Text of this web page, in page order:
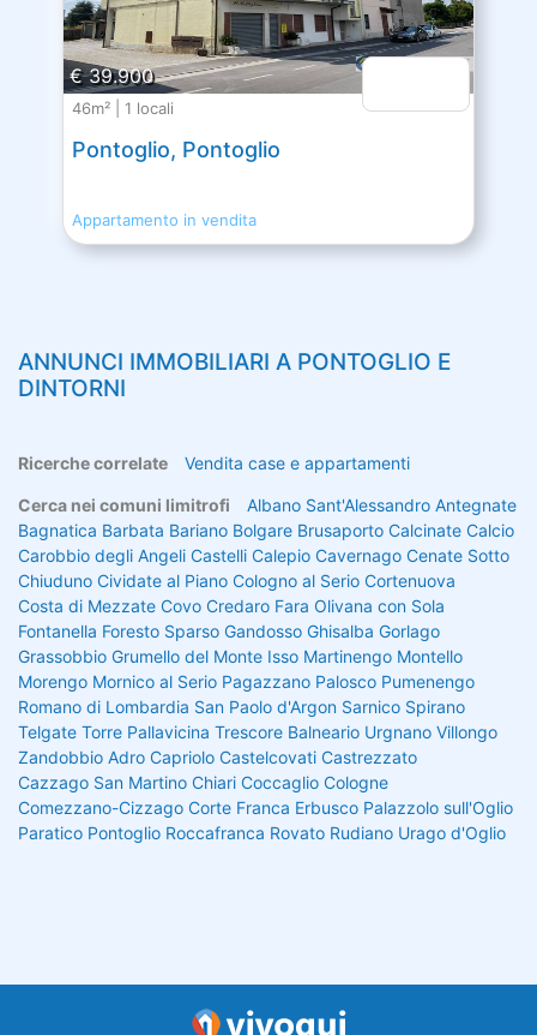
€ 39.900
46m² | 1 locali
Pontoglio, Pontoglio
Appartamento in vendita
ANNUNCI IMMOBILIARI A PONTOGLIO E
DINTORNI
Ricerche correlate Vendita case e appartamenti
Cerca nei comuni limitrofi Albano Sant'Alessandro Antegnate
Bagnatica Barbata Bariano Bolgare Brusaporto Calcinate Calcio
Carobbio degli Angeli Castelli Calepio Cavernago Cenate Sotto
Chiuduno Cividate al Piano Cologno al Serio Cortenuova
Costa di Mezzate Covo Credaro Fara Olivana con Sola
Fontanella Foresto Sparso Gandosso Ghisalba Gorlago
Grassobbio Grumello del Monte Isso Martinengo Montello
Morengo Mornico al Serio Pagazzano Palosco Pumenengo
Romano di Lombardia San Paolo d'Argon Sarnico Spirano
Telgate Torre Pallavicina Trescore Balneario Urgnano Villongo
Zandobbio Adro Capriolo Castelcovati Castrezzato
Cazzago San Martino Chiari Coccaglio Cologne
Comezzano-Cizzago Corte Franca Erbusco Palazzolo sull'Oglio
Paratico Pontoglio Roccafranca Rovato Rudiano Urago d'Oglio